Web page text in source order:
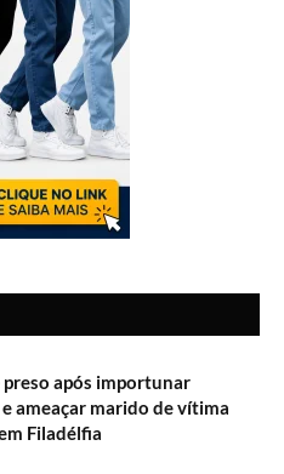
preso após importunar
ameaçar marido de vítima
Filadélfia